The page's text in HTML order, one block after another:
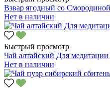
Взвар ягодный со
Нет в наличии
Быстрый просмотр
Чай алтайский Для
Нет в наличии